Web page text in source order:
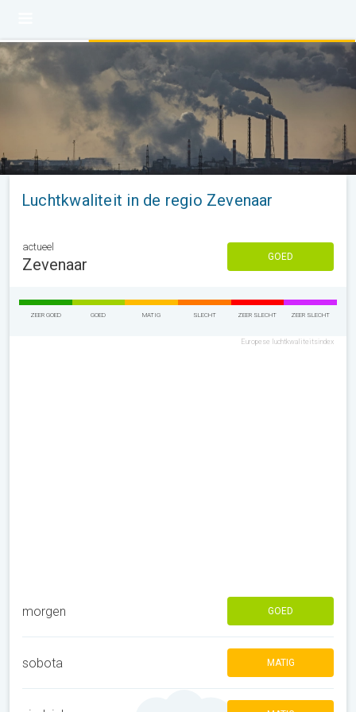
Luchtkwaliteit in de regio Zevenaar
actueel
Zevenaar GOED
ZEER GOED GOED MATIG SLECHT ZEER SLECHT ZEER SLECHT
Europese luchtkwaliteitsindex
morgen GOED
sobota MATIG